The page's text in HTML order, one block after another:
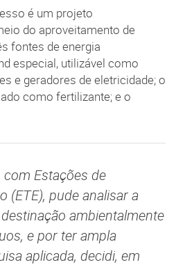
é um projeto
do aproveitamento de
fontes de energia
especial, utilizável como
e geradores de eletricidade; o
como fertilizante; e o
com Estações de
(ETE), pude analisar a
ambientalmente
e por ter ampla
aplicada, decidi, em